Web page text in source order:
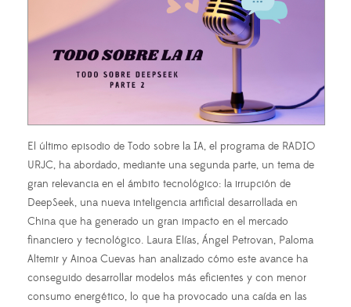
El último episodio de Todo sobre la IA, el programa de RADIO
URJC, ha abordado, mediante una segunda parte, un tema de
gran relevancia en el ámbito tecnológico: la irrupción de
DeepSeek, una nueva inteligencia artificial desarrollada en
China que ha generado un gran impacto en el mercado
financiero y tecnológico. Laura Elías, Ángel Petrovan, Paloma
Altemir y Ainoa Cuevas han analizado cómo este avance ha
conseguido desarrollar modelos más eficientes y con menor
consumo energético, lo que ha provocado una caída en las